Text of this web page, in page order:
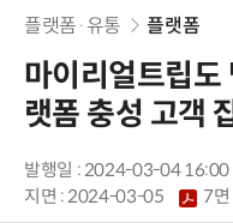
플랫폼·유통 플랫폼
마이리얼트립
랫폼 충성 고객
발행일 : 2024-03-04 16:00
지면 :2024-03-05 7면